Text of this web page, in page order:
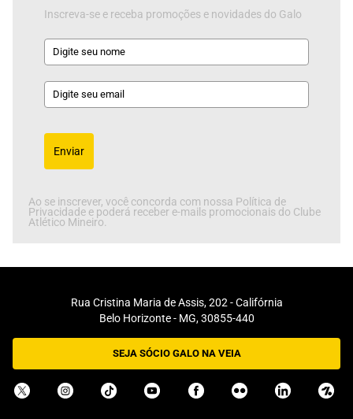
Inscreva-se e receba promoções e novidades do Galo
Enviar
Ao se inscrever, você concorda com nossa Política de
Privacidade e poderá receber e-mails promocionais do Clube
Atlético Mineiro.
Rua Cristina Maria de Assis, 202 - Califórnia
Belo Horizonte - MG, 30855-440
SEJA SÓCIO GALO NA VEIA